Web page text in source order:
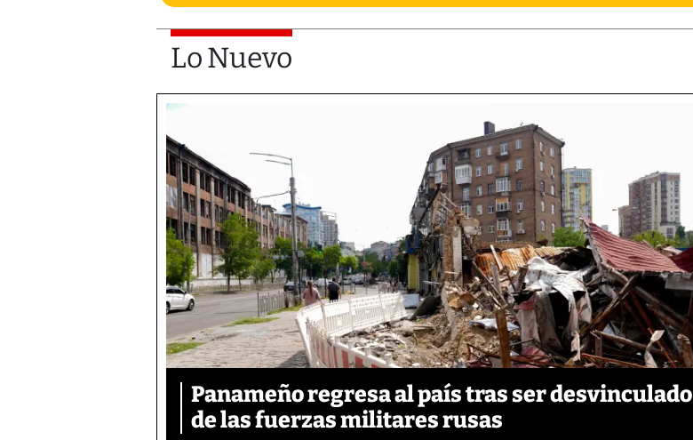
Lo Nuevo
Panameño regresa al país tras ser desvinculado
de las fuerzas militares rusas